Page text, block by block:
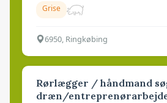
Grise
6950, Ringkøbing
Rørlægger / håndmand
dræn/